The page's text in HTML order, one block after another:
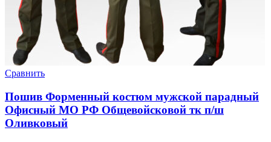
Сравнить
Пошив Форменный костюм мужской парадный
Офисный МО РФ Общевойсковой тк п/ш
Оливковый